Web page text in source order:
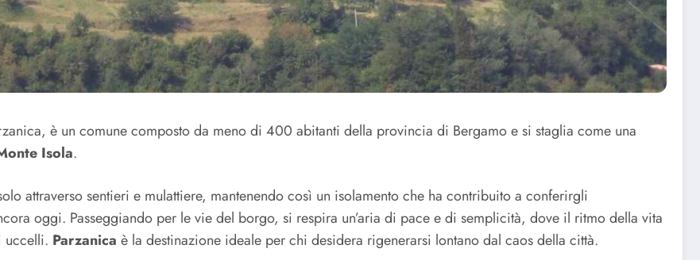
è un comune composto da meno di 400 abitanti della provincia di Bergamo e si staglia come una
Isola.
attraverso sentieri e mulattiere, mantenendo così un isolamento che ha contribuito a conferirgli
oggi. Passeggiando per le vie del borgo, si respira un’aria di pace e di semplicità, dove il ritmo della vita
uccelli. Parzanica è la destinazione ideale per chi desidera rigenerarsi lontano dal caos della città.